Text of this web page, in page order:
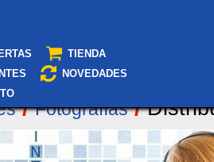
TIENDA
NOVEDADES
/Fotografías /